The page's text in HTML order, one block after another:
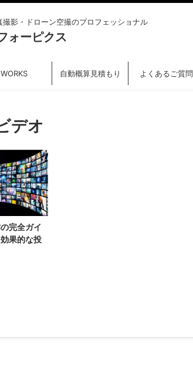
撮影・ドローン空撮のプロフェッショナル
ォーピクス
WORKS 自動概算見積もり よくあるご質問
デオ
完全ガイ
果的な投